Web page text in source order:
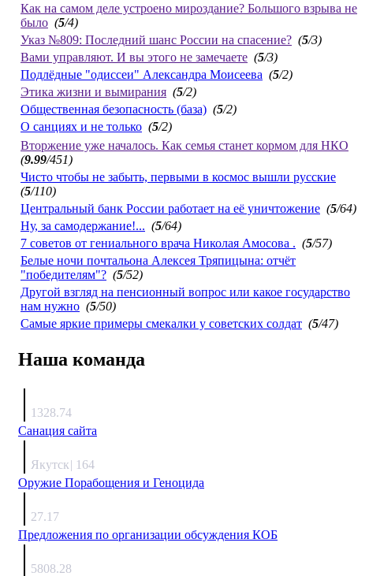
Как на самом деле устроено мироздание? Большого взрыва не
было (5/4)
Указ №809: Последний шанс России на спасение? (5/3)
Вами управляют. И вы этого не замечаете (5/3)
Подлёдные "одиссеи" Александра Моисеева (5/2)
Этика жизни и вымирания (5/2)
Общественная безопасность (база) (5/2)
О санциях и не только (5/2)
Вторжение уже началось. Как семья станет кормом для НКО
(9.99/451)
Чисто чтобы не забыть, первыми в космос вышли русские
(5/110)
Центральный банк России работает на её уничтожение (5/64)
Ну, за самодержание!... (5/64)
7 советов от гениального врача Николая Амосова . (5/57)
Белые ночи почтальона Алексея Тряпицына: отчёт
"победителям"? (5/52)
Другой взгляд на пенсионный вопрос или какое государство
нам нужно (5/50)
Самые яркие примеры смекалки у советских солдат (5/47)
Наша команда
1328.74
Санация сайта
Якутск| 164
Оружие Порабощения и Геноцида
27.17
Предложения по организации обсуждения КОБ
5808.28